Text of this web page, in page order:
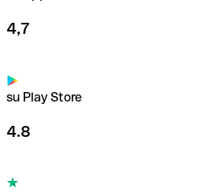
4,7
su Play Store
4.8